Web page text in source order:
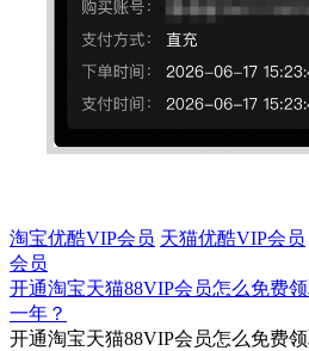
淘宝优酷VIP会员 天猫优酷VIP会员
会员
开通淘宝天猫88VIP会员怎么免费
一年？
开通淘宝天猫88VIP会员怎么免费